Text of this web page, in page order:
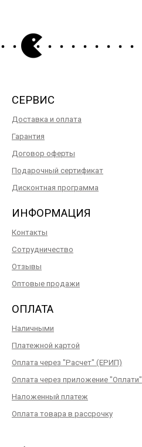
СЕРВИС
Доставка и оплата
Гарантия
Договор оферты
Подарочный сертификат
Дисконтная программа
ИНФОРМАЦИЯ
Контакты
Сотрудничество
Отзывы
Оптовые продажи
ОПЛАТА
Наличными
Платежной картой
Оплата через "Расчет" (ЕРИП)
Оплата через приложение "Оплати"
Наложенный платеж
Оплата товара в рассрочку